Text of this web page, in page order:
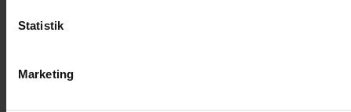
Statistik
Marketing
Om Yarn Every Wear